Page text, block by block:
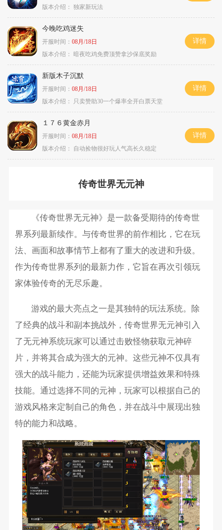
版本介绍： 独家新玩法
今晚吃鸡迷失
开服时间： 08月/18日
版本介绍： 暗夜吃鸡免费顶赞拿沙保底奖励
详情
新版木子沉默
开服时间： 08月/18日
版本介绍：
只卖赞助30一个爆率全开白票天堂
详情
１７６黄金赤月
开服时间： 08月/18日
版本介绍：
自动捡物很好玩人气高长久稳定
详情
传奇世界无元神
《传奇世界无元神》是一款备受期待的传奇世
界系列最新续作。与传奇世界的前作相比，它在玩
法、画面和故事情节上都有了重大的改进和升级。
作为传奇世界系列的最新力作，它旨在再次引领玩
家体验传奇的无尽乐趣。
游戏的最大亮点之一是其独特的玩法系统。除
了经典的战斗和副本挑战外，传奇世界无元神引入
了无元神系统玩家可以通过击败怪物获取元神碎
片，并将其合成为强大的元神。这些元神不仅具有
强大的战斗能力，还能为玩家提供增益效果和特殊
技能。通过选择不同的元神，玩家可以根据自己的
游戏风格来定制自己的角色，并在战斗中展现出独
特的能力和战略。